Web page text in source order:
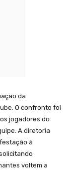
da
O confronto foi
jogadores do
A diretoria
à
voltem a